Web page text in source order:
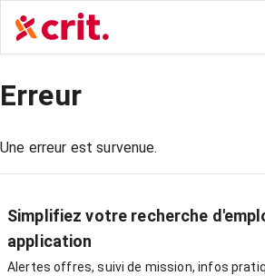
Erreur
Une erreur est survenue.
Simplifiez votre recherche
application
Alertes offres, suivi de mission, infos